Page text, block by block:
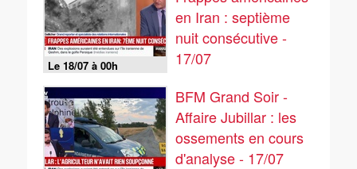
Le 18/07 à 00h
en Iran : septième
nuit consécutive -
17/07
BFM Grand Soir -
Affaire Jubillar : les
ossements en cours
d'analyse - 17/07